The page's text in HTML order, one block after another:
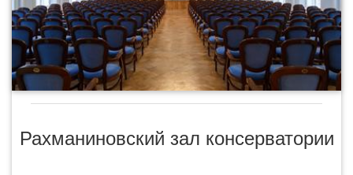
Рахманиновский зал консерватории